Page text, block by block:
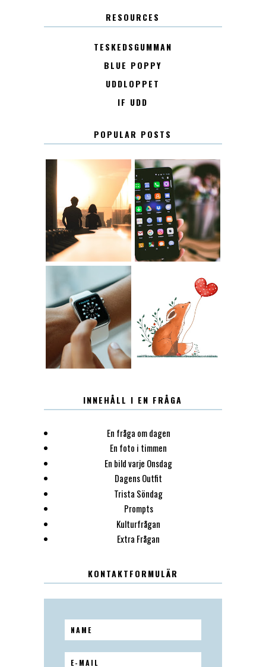
RESOURCES
TESKEDSGUMMAN
BLUE POPPY
UDDLOPPET
IF UDD
POPULAR POSTS
KONTAKT KONTAKTLISTA
12.30 LUGN
INNEHÅLL I EN FRÅGA
En fråga om dagen
En foto i timmen
En bild varje Onsdag
Dagens Outfit
Trista Söndag
Prompts
Kulturfrågan
Extra Frågan
KONTAKTFORMULÄR